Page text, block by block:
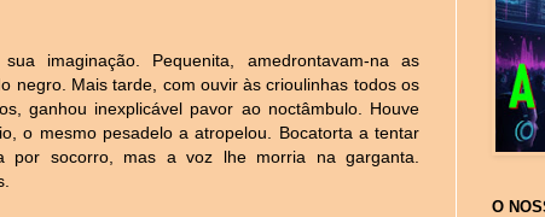
imaginação. Pequenita, amedrontavam-na as
negro. Mais tarde, com ouvir às crioulinhas todos os
ganhou inexplicável pavor ao noctâmbulo. Houve
o mesmo pesadelo a atropelou. Bocatorta a tentar
socorro, mas a voz lhe morria na garganta.
O